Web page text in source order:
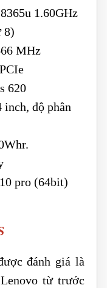
1.60GHz
8)
MHz
620
độ phân
pro (64bit)
đánh giá là
từ trước